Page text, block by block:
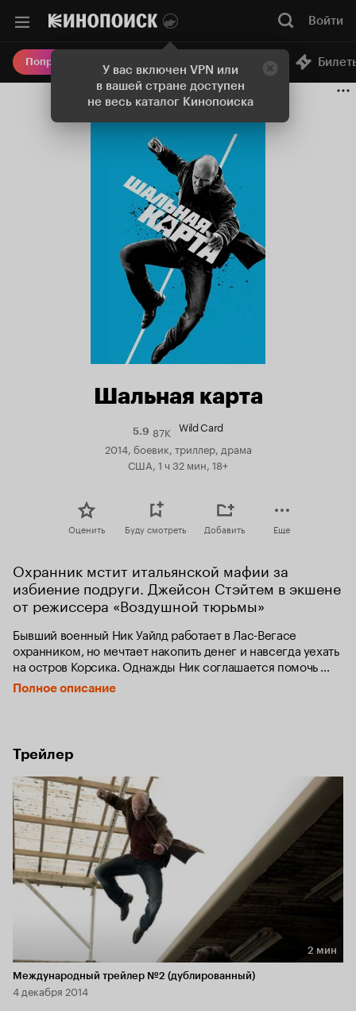
У вас включен VPN или
в вашей стране доступен
не весь каталог Кинопоиска
Войти
Попробовать Плюс Онлайн-кинотеатр
Шальная карта
5.9Рейтинг
87K Wild Card
2014, боевик, триллер, драма
США, 1 ч 32 мин, 18+
Оценить Буду смотреть Добавить Еще
Охранник мстит итальянской мафии за
избиение подруги. Джейсон Стэйтем в экшене
от режиссера «Воздушной тюрьмы»
Бывший военный Ник Уайлд работает в Лас-Вегасе
охранником, но мечтает накопить денег и навсегда уехать
на остров Корсика. Однажды Ник соглашается помочь
давней знакомой Холли, подвергшейся насилию
со стороны сына крупного гангстера, из-за чего
Полное описание
Трейлер
Длительность 2 мин
2 мин
Международный трейлер №2 (дублированный)
4 декабря 2014